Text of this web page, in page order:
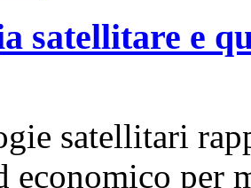
satellitare e
satellitari
economico per